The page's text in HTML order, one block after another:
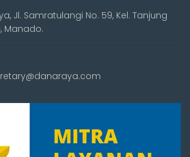
Jl. Samratulangi No. 59, Kel. Tanjung
Manado.